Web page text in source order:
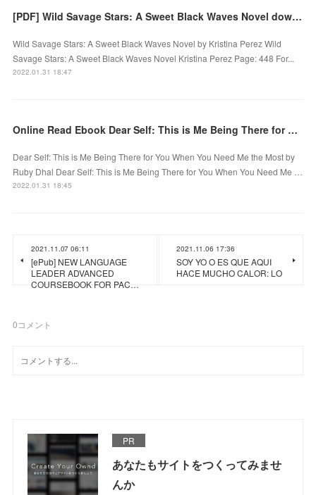
[PDF] Wild Savage Stars: A Sweet Black Waves Novel download
Wild Savage Stars: A Sweet Black Waves Novel by Kristina Perez Wild
Savage Stars: A Sweet Black Waves Novel Kristina Perez Page: 448 For...
2022.01.31 18:47
Online Read Ebook Dear Self: This is Me Being There for You When You Need Me the Most
Dear Self: This is Me Being There for You When You Need Me the Most by
Ruby Dhal Dear Self: This is Me Being There for You When You Need Me …
2022.01.31 18:45
2021.11.07 06:11
[ePub] NEW LANGUAGE
LEADER ADVANCED
COURSEBOOK FOR PAC…
2021.11.06 17:36
SOY YO O ES QUE AQUI
HACE MUCHO CALOR: LO
0コメント
PR
あなたもサイトをつくってみませ
んか